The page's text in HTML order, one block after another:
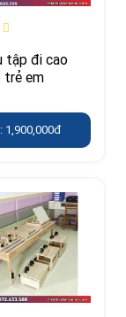
tập đi cao
trẻ em
1,900,000đ